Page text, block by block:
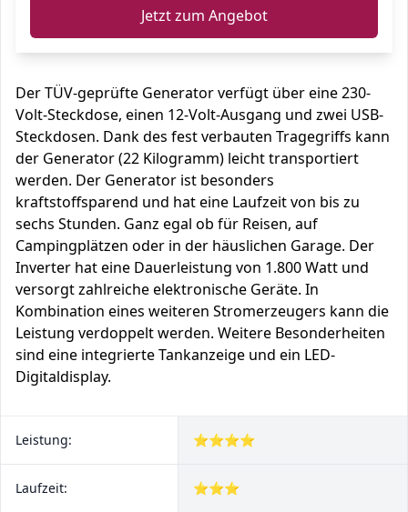
Jetzt zum Angebot
Der TÜV-geprüfte Generator verfügt über eine 230-
Volt-Steckdose, einen 12-Volt-Ausgang und zwei USB-
Steckdosen. Dank des fest verbauten Tragegriffs kann
der Generator (22 Kilogramm) leicht transportiert
werden. Der Generator ist besonders
kraftstoffsparend und hat eine Laufzeit von bis zu
sechs Stunden. Ganz egal ob für Reisen, auf
Campingplätzen oder in der häuslichen Garage. Der
Inverter hat eine Dauerleistung von 1.800 Watt und
versorgt zahlreiche elektronische Geräte. In
Kombination eines weiteren Stromerzeugers kann die
Leistung verdoppelt werden. Weitere Besonderheiten
sind eine integrierte Tankanzeige und ein LED-
Digitaldisplay.
Leistung: ⭐⭐⭐⭐
Laufzeit: ⭐⭐⭐